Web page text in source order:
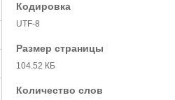
Кодировка
UTF-8
Размер страницы
104.52 КБ
Количество слов